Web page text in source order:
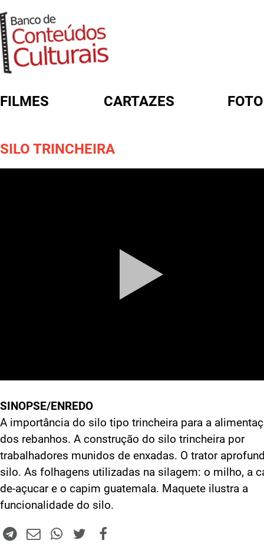
FILMES CARTAZES
SILO TRINCHEIRA
SINOPSE/ENREDO
A importância do silo tipo trincheira para a
dos rebanhos. A construção do silo trincheira por
trabalhadores munidos de enxadas. O trator
silo. As folhagens utilizadas na silagem: o milho, a
de-açucar e o capim guatemala. Maquete ilustra a
funcionalidade do silo.